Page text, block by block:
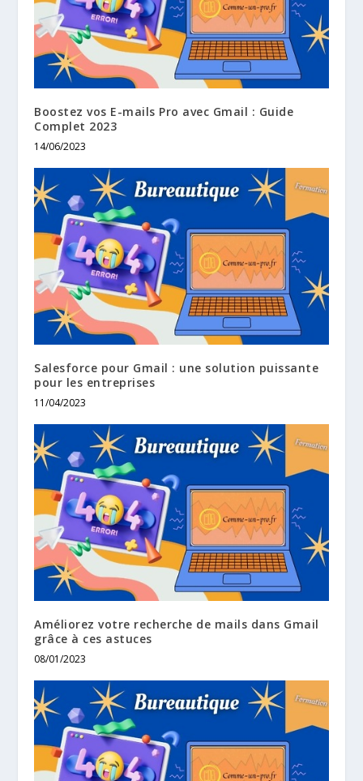
Boostez vos E-mails Pro avec Gmail : Guide
Complet 2023
14/06/2023
Salesforce pour Gmail : une solution puissante
pour les entreprises
11/04/2023
Améliorez votre recherche de mails dans Gmail
grâce à ces astuces
08/01/2023